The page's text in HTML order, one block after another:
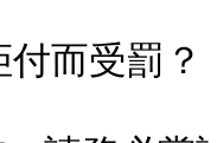
而受罰？